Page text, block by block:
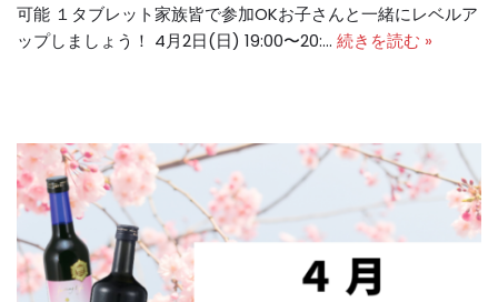
可能 １タブレット家族皆で参加OKお子さんと一緒にレベルア
ップしましょう！ 4月2日(日) 19:00〜20:… 続きを読む »